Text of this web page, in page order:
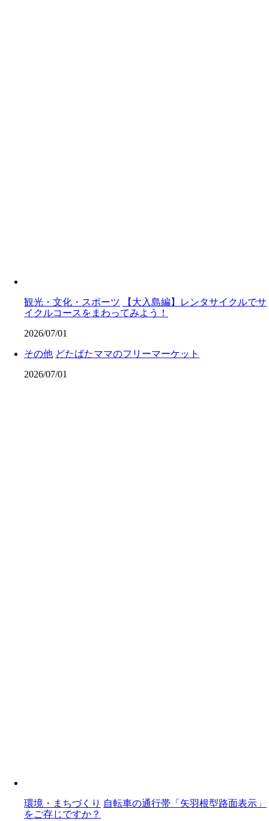
観光・文化・スポーツ
【大入島編】レンタサイクルでサ
イクルコースをまわってみよう！
2026/07/01
その他 どたばたママのフリーマーケット
2026/07/01
環境・まちづくり 自転車の通行帯「矢羽根型路面表示」
をご存じですか？